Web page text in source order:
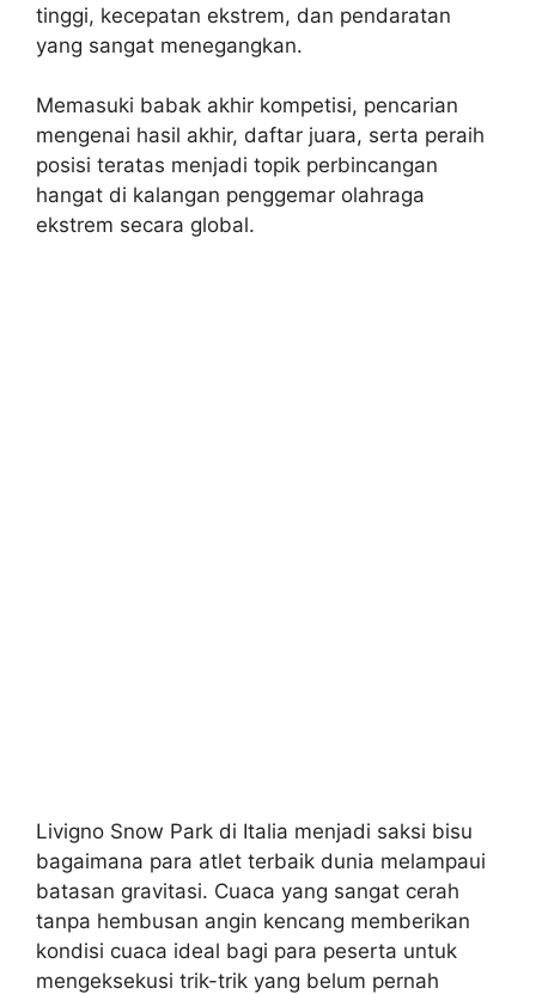
tinggi, kecepatan ekstrem, dan pendaratan
yang sangat menegangkan.
Memasuki babak akhir kompetisi, pencarian
mengenai hasil akhir, daftar juara, serta peraih
posisi teratas menjadi topik perbincangan
hangat di kalangan penggemar olahraga
ekstrem secara global.
Livigno Snow Park di Italia menjadi saksi bisu
bagaimana para atlet terbaik dunia melampaui
batasan gravitasi. Cuaca yang sangat cerah
tanpa hembusan angin kencang memberikan
kondisi cuaca ideal bagi para peserta untuk
mengeksekusi trik-trik yang belum pernah